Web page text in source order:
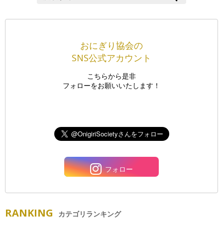
おにぎり協会の
SNS公式アカウント
こちらから是非
フォローをお願いいたします！
フォロー
RANKING カテゴリランキング